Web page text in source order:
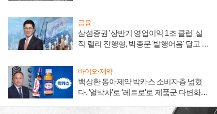
금융
삼섬증권 '상반기 영업이익 1조 클럽' 실
적 랠리 진행형, 박종문 '발행어음' 달고 연
바이오·제약
백상환 동아제약 박카스 소비자층 넓혔
다, '얼박사'로 '레트로'로 제품군 다변화